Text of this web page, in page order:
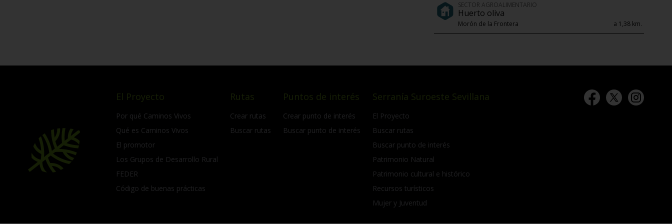
SECTOR AGROALIMENTARIO
Huerto oliva
Morón de la Frontera a 1,38 km.
El Proyecto
Por qué Caminos Vivos
Qué es Caminos Vivos
El promotor
Los Grupos de Desarrollo Rural
FEDER
Código de buenas prácticas
Rutas
Crear rutas
Buscar rutas
Puntos de interés
Crear punto de interés
Buscar punto de interés
Serranía Suroeste Sevillana
El Proyecto
Buscar rutas
Buscar punto de interés
Patrimonio Natural
Patrimonio cultural e histórico
Recursos turísticos
Mujer y Juventud